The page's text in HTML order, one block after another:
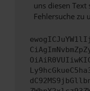
uns diesen
Fehlersuche zu